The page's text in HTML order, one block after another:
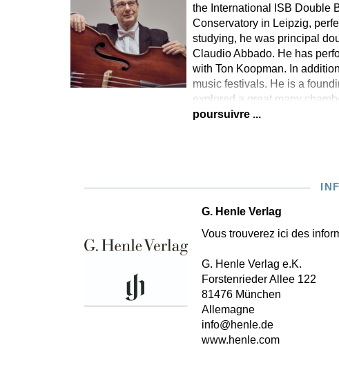
the International ISB Double
Conservatory in Leipzig,
studying, he was principal
Claudio Abbado. He has
with Ton Koopman. In
music festivals. He is a
explored a great many
poursuivre ...
G. Henle Verlag
Vous trouverez ici des
G. Henle Verlag e.K.
Forstenrieder Allee 122
81476 München
Allemagne
info@henle.de
www.henle.com